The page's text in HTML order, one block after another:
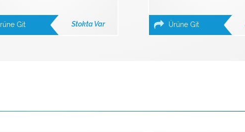
Git Stokta Var Ürüne Git